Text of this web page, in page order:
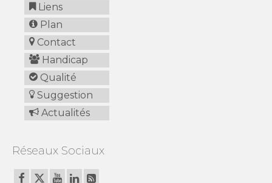
Liens
Plan
Contact
Handicap
Qualité
Suggestion
Actualités
Réseaux Sociaux